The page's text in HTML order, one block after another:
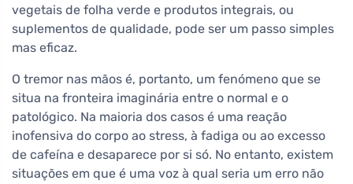
vegetais de folha verde e produtos integrais, ou
suplementos de qualidade, pode ser um passo simples
mas eficaz.
O tremor nas mãos é, portanto, um fenómeno que se
situa na fronteira imaginária entre o normal e o
patológico. Na maioria dos casos é uma reação
inofensiva do corpo ao stress, à fadiga ou ao excesso
de cafeína e desaparece por si só. No entanto, existem
situações em que é uma voz à qual seria um erro não